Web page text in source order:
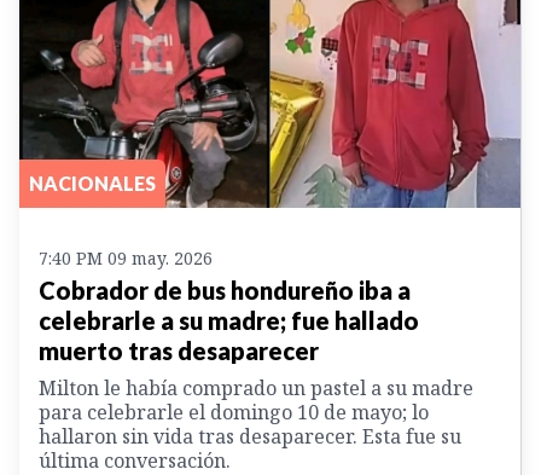
NACIONALES
7:40 PM 09 may. 2026
Cobrador de bus hondureño iba a
celebrarle a su madre; fue hallado
muerto tras desaparecer
Milton le había comprado un pastel a su madre
para celebrarle el domingo 10 de mayo; lo
hallaron sin vida tras desaparecer. Esta fue su
última conversación.